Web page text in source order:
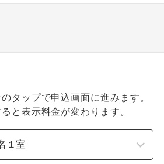
タップで申込画面に進みます。
と表示料金が変わります。